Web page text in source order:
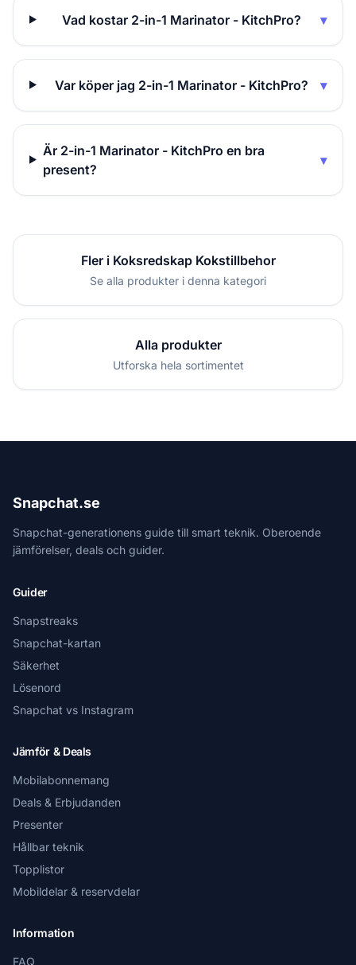
Vad kostar 2-in-1 Marinator - KitchPro? ▾
Var köper jag 2-in-1 Marinator - KitchPro? ▾
Är 2-in-1 Marinator - KitchPro en bra
present?
▾
Fler i Koksredskap Kokstillbehor
Se alla produkter i denna kategori
Alla produkter
Utforska hela sortimentet
Snapchat.se
Snapchat-generationens guide till smart teknik. Oberoende
jämförelser, deals och guider.
Guider
Snapstreaks
Snapchat-kartan
Säkerhet
Lösenord
Snapchat vs Instagram
Jämför & Deals
Mobilabonnemang
Deals & Erbjudanden
Presenter
Hållbar teknik
Topplistor
Mobildelar & reservdelar
Information
FAQ